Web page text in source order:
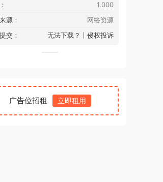
1.000
源：
网络资源
交：
无法下载？ 丨 侵权投诉
广告位招租 立即租用